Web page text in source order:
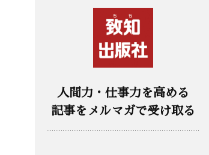
人間力・仕事力を高める
記事をメルマガで受け取る